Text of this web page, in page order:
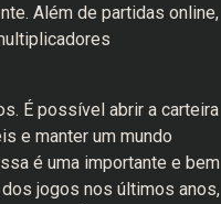
Além de partidas online,
É possível abrir a carteira
e manter um mundo
é uma importante e bem
jogos nos últimos anos,